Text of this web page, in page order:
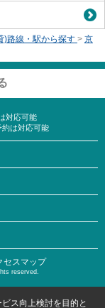
)路線・駅から探す > 京
対応可能
は対応可能
セスマップ
reserved.
ス向上検討を目的と